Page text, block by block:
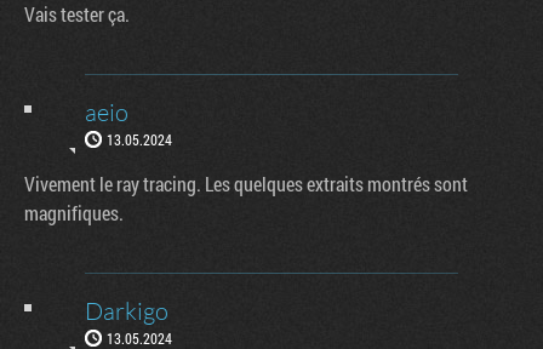
Vais tester ça.
aeio
13.05.2024
Vivement le ray tracing. Les quelques extraits montrés sont
magnifiques.
Darkigo
13.05.2024